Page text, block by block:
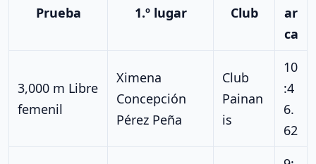
Prueba 1.º lugar Club
ar
ca
3,000 m Libre
femenil
Ximena
Concepción
Pérez Peña
Club
Painan
is
10
:4
6.
62